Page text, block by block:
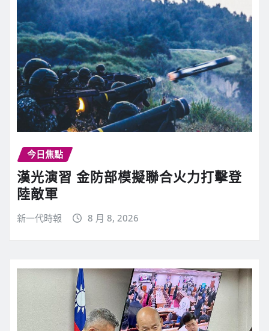
今日焦點
漢光演習 金防部模擬聯合火力打擊登
陸敵軍
新一代時報 8 月 8, 2026